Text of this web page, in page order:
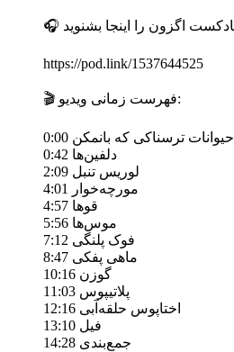
https://pod.link/1537644525
🎬 فهرست زمانی ویدیو:
0:00 حیوانات ترسناکی که بانمکن
0:42 دلفین‌ها
2:09 لوریس تنبل
4:01 مورچه‌خوار
4:57 قوها
5:56 موس‌ها
7:12 فوک پلنگی
8:47 ماهی پفکی
10:16 گوزن
11:03 پلاتیپوس
12:16 اختاپوس حلقه‌آبی
13:10 فیل
14:28 جمع‌بندی